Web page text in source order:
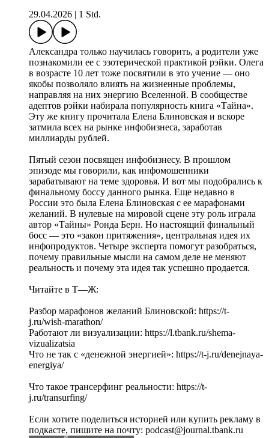
29.04.2026
1 Std.
Александра только научилась говорить, а родители уже
познакомили ее с эзотерической практикой рэйки. Олега
в возрасте 10 лет тоже посвятили в это учение — оно
якобы позволяло влиять на жизненные проблемы,
направляя на них энергию Вселенной. В сообществе
адептов рэйки набирала популярность книга «Тайна».
Эту же книгу прочитала Елена Блиновская и вскоре
затмила всех на рынке инфобизнеса, заработав
миллиарды рублей.
Пятый сезон посвящен инфобизнесу. В прошлом
эпизоде мы говорили, как инфомошенники
зарабатывают на теме здоровья. И вот мы подобрались к
финальному боссу данного рынка. Еще недавно в
России это была Елена Блиновская с ее марафонами
желаний. В нулевые на мировой сцене эту роль играла
автор «Тайны» Ронда Берн. Но настоящий финальный
босс — это «закон притяжения», центральная идея их
инфопродуктов. Четыре эксперта помогут разобраться,
почему правильные мысли на самом деле не меняют
реальность и почему эта идея так успешно продается.
Читайте в Т—Ж:
Разбор марафонов желаний Блиновской: https://t-
j.ru/wish-marathon/
Работают ли визуализации: https://l.tbank.ru/shema-
vizualizatsia
Что не так с «денежной энергией»: https://t-j.ru/denejnaya-
energiya/
Что такое трансерфинг реальности: https://t-
j.ru/transurfing/
Если хотите поделиться историей или купить рекламу в
подкасте, пишите на почту: podcast@journal.tbank.ru